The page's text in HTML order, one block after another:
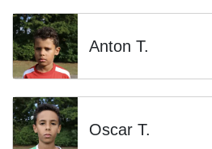
Anton T.
Oscar T.